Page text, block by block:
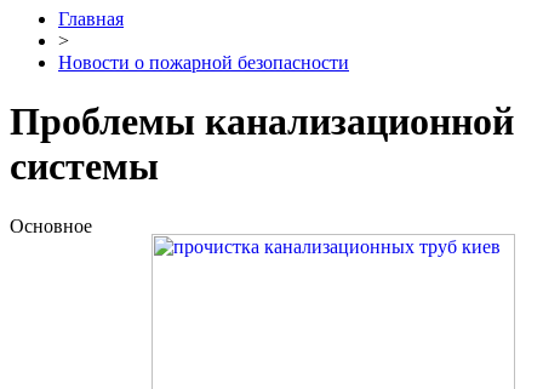
Главная
>
Новости о пожарной безопасности
Проблемы канализационной
системы
Основное